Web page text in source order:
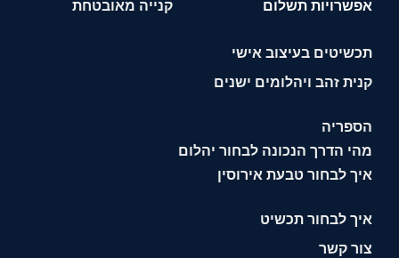
אפשרויות תשלום
קנייה מאובטחת
תכשיטים בעיצוב אישי
קנית זהב ויהלומים ישנים
הספריה
מהי הדרך הנכונה לבחור יהלום
איך לבחור טבעת אירוסין
איך לבחור תכשיט
צור קשר